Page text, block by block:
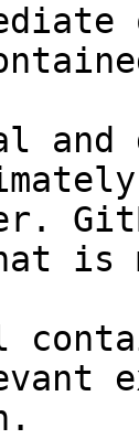
and